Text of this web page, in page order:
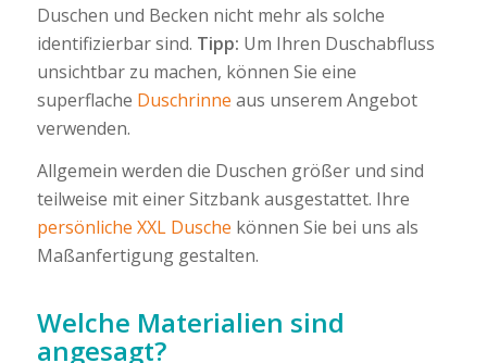
Duschen und Becken nicht mehr als solche
identifizierbar sind. Tipp: Um Ihren Duschabfluss
unsichtbar zu machen, können Sie eine
superflache Duschrinne aus unserem Angebot
verwenden.
Allgemein werden die Duschen größer und sind
teilweise mit einer Sitzbank ausgestattet. Ihre
persönliche XXL Dusche können Sie bei uns als
Maßanfertigung gestalten.
Welche Materialien sind
angesagt?